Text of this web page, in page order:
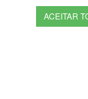
Nota de Pesar
ACEITAR